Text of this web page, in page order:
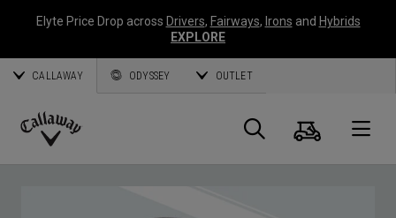
Elyte Price Drop across Drivers, Fairways, Irons and Hybrids
EXPLORE
CALLAWAY ODYSSEY OUTLET
Callaway
Suche